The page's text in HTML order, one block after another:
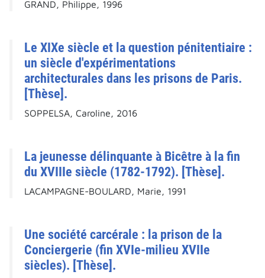
GRAND, Philippe, 1996
Le XIXe siècle et la question pénitentiaire :
un siècle d'expérimentations
architecturales dans les prisons de Paris.
[Thèse].
SOPPELSA, Caroline, 2016
La jeunesse délinquante à Bicêtre à la fin
du XVIIIe siècle (1782-1792). [Thèse].
LACAMPAGNE-BOULARD, Marie, 1991
Une société carcérale : la prison de la
Conciergerie (fin XVIe-milieu XVIIe
siècles). [Thèse].